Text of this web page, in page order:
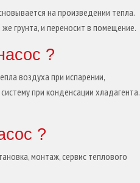
на произведении тепла.
грунта, и переносит в помещение.
?
воздуха при испарении,
при конденсации хладагента.
?
монтаж, сервис теплового